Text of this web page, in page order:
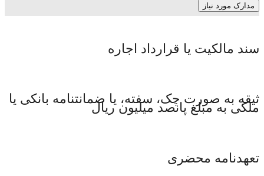
مدارک مورد نیاز
سند مالکیت یا قرارداد اجاره
ثیقه به صورت چک، سفته، یا ضمانتنامه بانکی یا
ملکی به مبلغ پانصد میلیون ریال
تعهدنامه محضری